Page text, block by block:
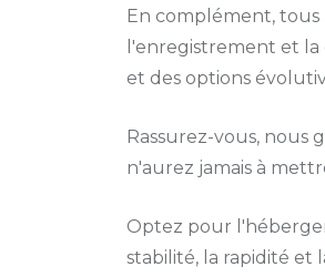
En complément, tous
l'enregistrement et
et des options
Rassurez-vous, nous
n'aurez jamais à
Optez pour
stabilité, la rapidité et